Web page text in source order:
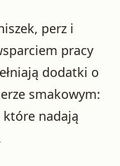
perz i
pracy
dodatki o
smakowym:
które nadają